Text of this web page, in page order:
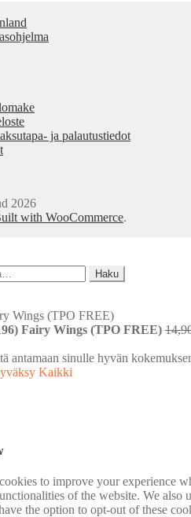
ja palautustiedot
2026
with WooCommerce.
Haku
Fairy Wings (TPO FREE)
antamaan sinulle hyvän
Kaikki
to improve your experience
of the website. We also
the option to opt-out of these